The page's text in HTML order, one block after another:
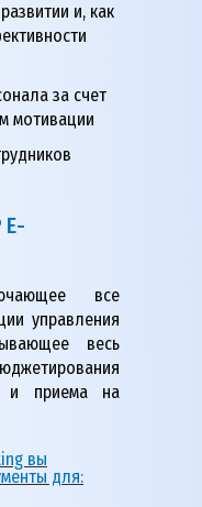
и, как
за счет
мотивации
E-
все
управления
весь
и приема на
вы
для: